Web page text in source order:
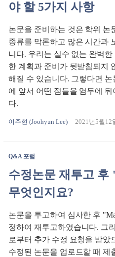
야 할 5가지 사항
논문을 준비하는 것은 학위 논
종류를 막론하고 많은 시간과
니다. 우리는 실수 없는 완벽
한 계획과 준비가 뒷받침되지
해질 수 있습니다. 그렇다면 논
에 앞서 어떤 점들을 염두에
다.
이주현 (Joohyun Lee) 2021년5월12
Q&A 포럼
수정논문 재투고 후
무엇인지요?
논문을 투고하여 심사한 후
정하여 재투고하였습니다. 그
로부터 추가 수정 요청을 받았
수정된 논문을 업로드할 때 제